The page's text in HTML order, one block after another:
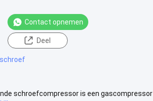
Contact opnemen
Deel
schroefcompressor is een gascompressor